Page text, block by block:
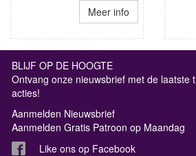
Meer info
BLIJF OP DE HOOGTE
Ontvang onze nieuwsbrief met de laatste
acties!
Aanmelden Nieuwsbrief
Aanmelden Gratis Patroon op Maandag
Like ons op Facebook